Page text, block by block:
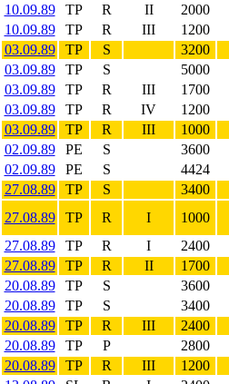
10.09.89
TP R II 2000
10.09.89
TP R III 1200
03.09.89
TP S 3200
03.09.89
TP S 5000
03.09.89
TP R III 1700
03.09.89
TP R IV 1200
03.09.89
TP R III 1000
02.09.89
PE S 3600
02.09.89
PE S 4424
27.08.89
TP S 3400
27.08.89
TP R I 1000
27.08.89
TP R I 2400
27.08.89
TP R II 1700
20.08.89
TP S 3600
20.08.89
TP S 3400
20.08.89
TP R III 2400
20.08.89
TP P 2800
20.08.89
TP R III 1200